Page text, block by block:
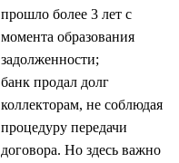
прошло более 3 лет с
момента образования
задолженности;
банк продал долг
коллекторам, не соблюдая
процедуру передачи
договора. Но здесь важно